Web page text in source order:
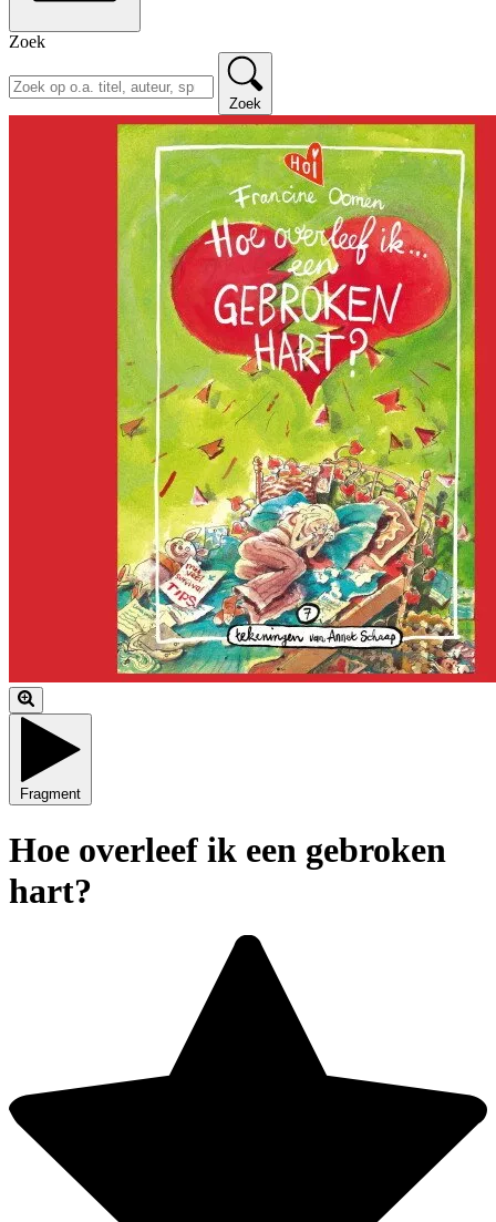
Zoek
Zoek
Fragment
Hoe overleef ik een gebroken
hart?